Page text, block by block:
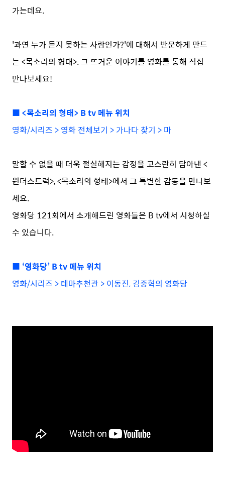
가는데요.
'과연 누가 듣지 못하는 사람인가?'에 대해서 반문하게 만드
는 <목소리의 형태>.그 뜨거운 이야기를 영화를 통해 직접
만나보세요!
■ <목소리의 형태> B tv 메뉴 위치
영화/시리즈 > 영화 전체보기 > 가나다 찾기 > 마
말할 수 없을 때 더욱 절실해지는 감정을 고스란히 담아낸 <
원더스트럭>, <목소리의 형태>에서 그 특별한 감동을 만나보
세요.
영화당 121회에서 소개해드린 영화들은 B tv에서 시청하실
수 있습니다.
■ ‘영화당’ B tv 메뉴 위치
영화/시리즈 > 테마추천관 > 이동진, 김중혁의 영화당